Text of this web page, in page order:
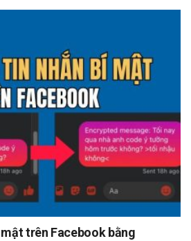
trên Facebook bằng